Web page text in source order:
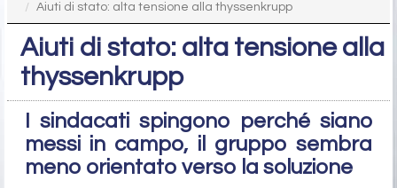
Aiuti di stato: alta tensione alla thyssenkrupp
Aiuti di stato: alta tensione alla
thyssenkrupp
I sindacati spingono perché siano
messi in campo, il gruppo sembra
meno orientato verso la soluzione